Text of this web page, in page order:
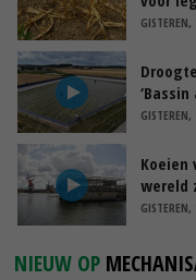
Koeien
wereld
NIEUW OP